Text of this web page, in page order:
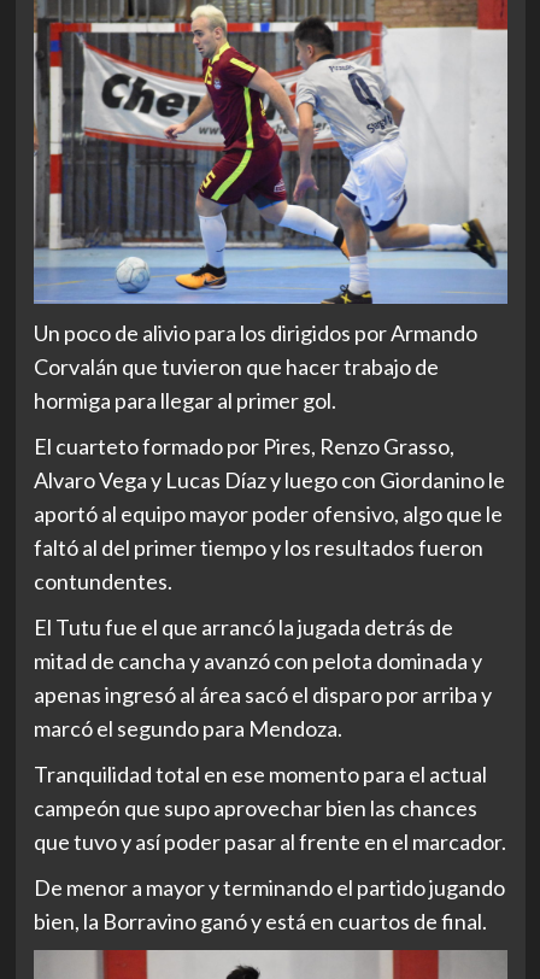
Un poco de alivio para los dirigidos por Armando
Corvalán que tuvieron que hacer trabajo de
hormiga para llegar al primer gol.
El cuarteto formado por Pires, Renzo Grasso,
Alvaro Vega y Lucas Díaz y luego con Giordanino le
aportó al equipo mayor poder ofensivo, algo que le
faltó al del primer tiempo y los resultados fueron
contundentes.
El Tutu fue el que arrancó la jugada detrás de
mitad de cancha y avanzó con pelota dominada y
apenas ingresó al área sacó el disparo por arriba y
marcó el segundo para Mendoza.
Tranquilidad total en ese momento para el actual
campeón que supo aprovechar bien las chances
que tuvo y así poder pasar al frente en el marcador.
De menor a mayor y terminando el partido jugando
bien, la Borravino ganó y está en cuartos de final.